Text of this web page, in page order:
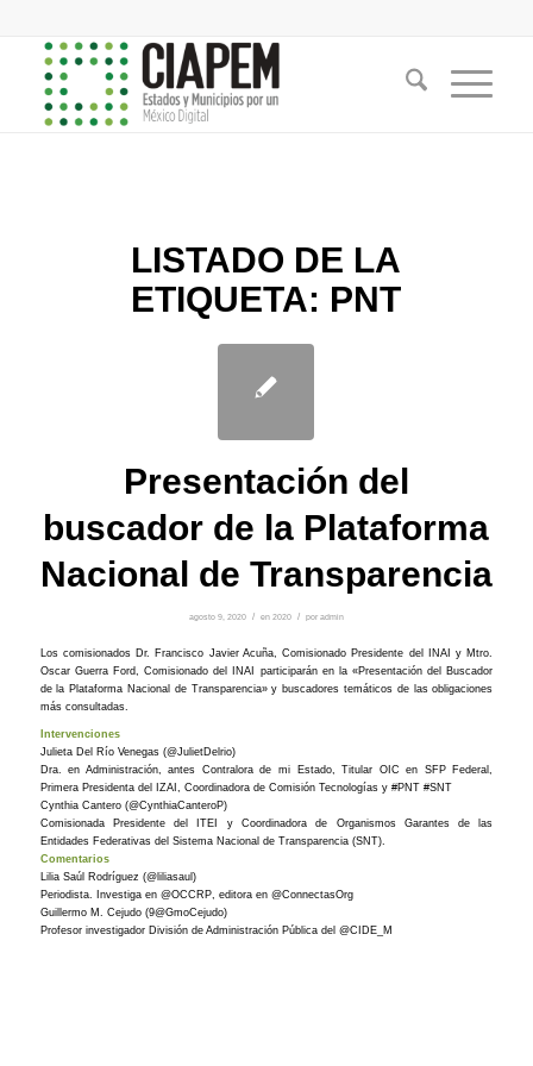
LISTADO DE LA
ETIQUETA: PNT
Presentación del
buscador de la Plataforma
Nacional de Transparencia
agosto 9, 2020 / en 2020 / por admin
Los comisionados Dr. Francisco Javier Acuña,Comisionado Presidente del INAIy Mtro.
Oscar Guerra Ford, Comisionado del INAI participarán en la «Presentación del Buscador
de la Plataforma Nacional de Transparencia» y buscadores temáticos de las obligaciones
más consultadas.
Intervenciones
Julieta Del Río Venegas (@JulietDelrio)
Dra. en Administración, antes Contralora de mi Estado, Titular OIC en SFP Federal,
Primera Presidenta del IZAI, Coordinadora de Comisión Tecnologías y #PNT #SNT
Cynthia Cantero (@CynthiaCanteroP)
Comisionada Presidente del ITEI y Coordinadora de Organismos Garantes de las
Entidades Federativas del Sistema Nacional de Transparencia (SNT).
Comentarios
Lilia Saúl Rodríguez (@liliasaul )
Periodista. Investiga en @OCCRP, editora en @ConnectasOrg
Guillermo M. Cejudo (9@GmoCejudo)
Profesor investigador División de Administración Pública del @CIDE_M